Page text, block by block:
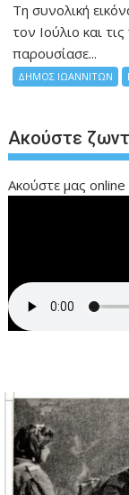
Τη συνολική
τον Ιούλιο και
παρουσίασε...
ΔΗΜΟΣ ΙΩΑΝΝΙΤΩΝ
Ακούστε
Ακούστε μας online